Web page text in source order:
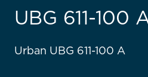
UBG 611-100
Urban UBG 611-100 A